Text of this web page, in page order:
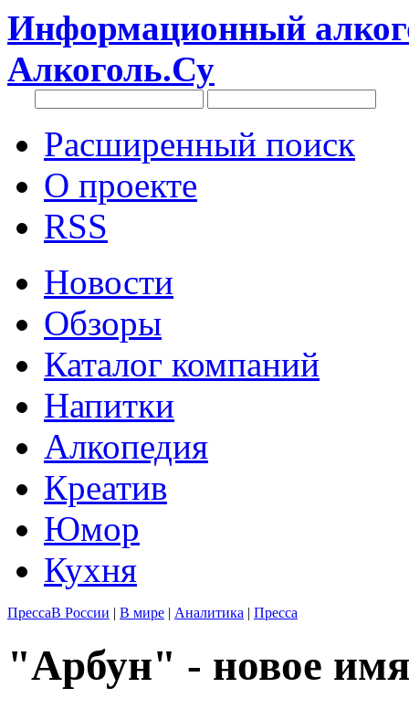
Информационный
Алкоголь.Су
Расширенный поиск
О проекте
RSS
Новости
Обзоры
Каталог компаний
Напитки
Алкопедия
Креатив
Юмор
Кухня
ПрессаВ России | В мире | Аналитика | Пресса
"Арбун" - новое